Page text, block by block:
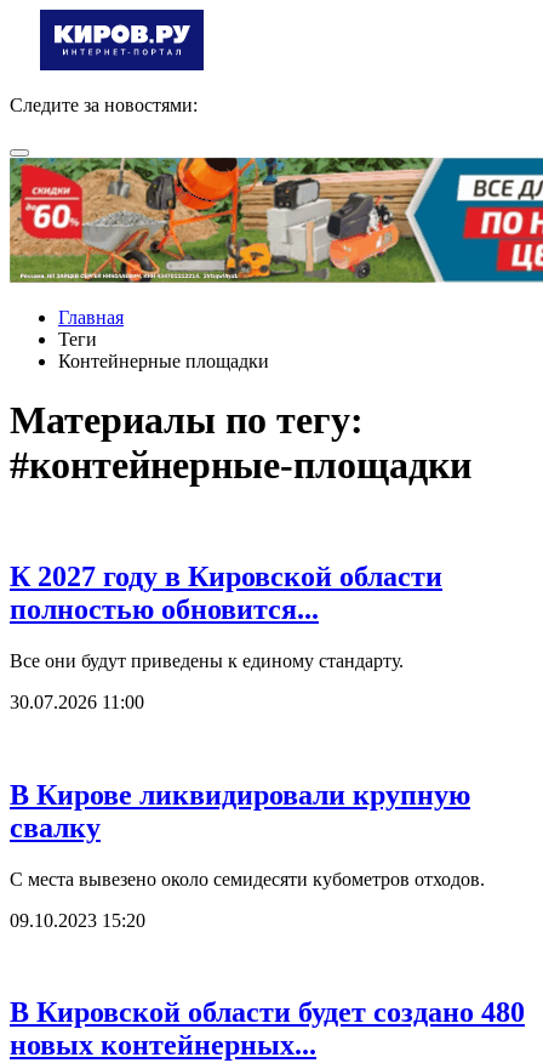
Следите за новостями:
Главная
Теги
Контейнерные площадки
Материалы по тегу:
#контейнерные-площадки
К 2027 году в Кировской области
полностью обновится...
Все они будут приведены к единому стандарту.
30.07.2026 11:00
В Кирове ликвидировали крупную
свалку
С места вывезено около семидесяти кубометров отходов.
09.10.2023 15:20
В Кировской области будет создано 480
новых контейнерных...